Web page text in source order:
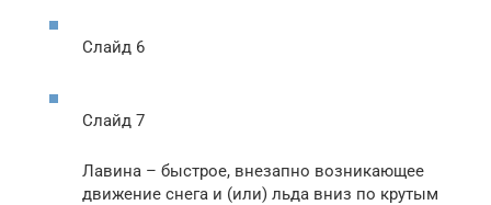
Слайд 6
Слайд 7
Лавина – быстрое, внезапно возникающее
движение снега и (или) льда вниз по крутым